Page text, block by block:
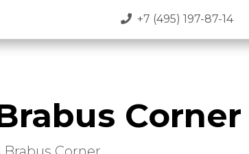
+7 (495) 197-87-14
Corner